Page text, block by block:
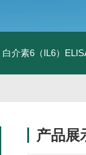
白介素6（IL6）
产品展